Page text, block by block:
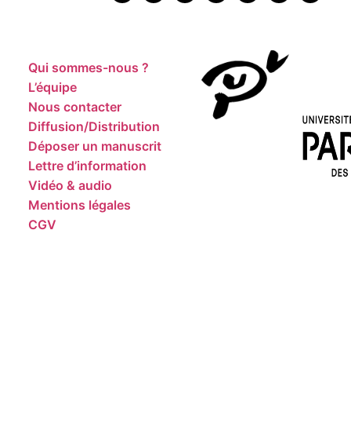
Qui sommes-nous ?
L’équipe
Nous contacter
Diffusion/Distribution
Déposer un manuscrit
Lettre d’information
Vidéo & audio
Mentions légales
CGV